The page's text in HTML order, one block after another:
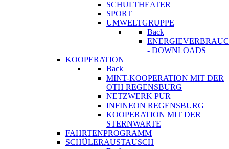
SCHULTHEATER
SPORT
UMWELTGRUPPE
Back
- DOWNLOADS
KOOPERATION
Back
MINT-KOOPERATION MIT DER
OTH REGENSBURG
NETZWERK PUR
INFINEON REGENSBURG
KOOPERATION MIT DER
STERNWARTE
FAHRTENPROGRAMM
SCHÜLERAUSTAUSCH